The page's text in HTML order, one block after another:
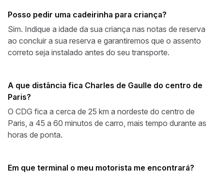
Posso pedir uma cadeirinha para criança?
Sim. Indique a idade da sua criança nas notas de reserva
ao concluir a sua reserva e garantiremos que o assento
correto seja instalado antes do seu transporte.
A que distância fica Charles de Gaulle do centro de
Paris?
O CDG fica a cerca de 25 km a nordeste do centro de
Paris, a 45 a 60 minutos de carro, mais tempo durante as
horas de ponta.
Em que terminal o meu motorista me encontrará?